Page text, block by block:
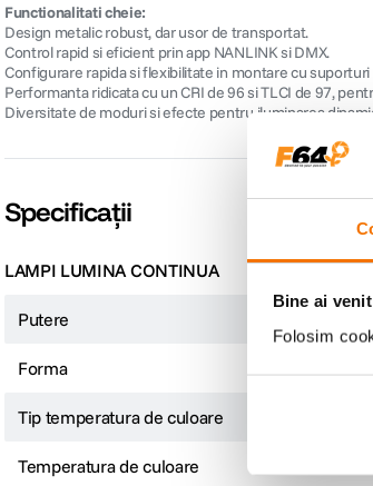
Bine ai
Folosim
Functionalitati cheie:
Design metalic robust, dar usor de transportat.
Control rapid si eficient prin app NANLINK si DMX.
Configurare rapida si flexibilitate in montare cu suporturi
Performanta ridicata cu un CRI de 96 si TLCI de 97,
Diversitate de moduri si efecte pentru iluminarea
Specificații
LAMPI LUMINA CONTINUA
Putere
Forma
Tip temperatura de culoare
Temperatura de culoare